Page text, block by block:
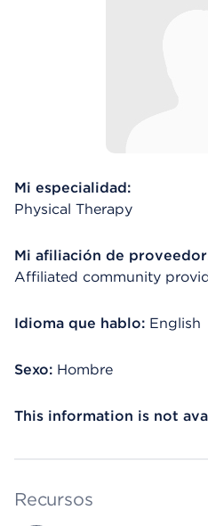
Mi especialidad:
Physical Therapy
Mi afiliación de
Affiliated community
Idioma que hablo: English
Sexo: Hombre
This information is not
Recursos